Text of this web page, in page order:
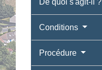
De quoi s'agit-il ?
Conditions
Procédure